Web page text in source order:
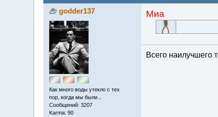
godder137
Как много воды утекло с тех
пор, когда мы были...
Сообщений: 3207
Karma: 90
Миа
Всего наилучшего